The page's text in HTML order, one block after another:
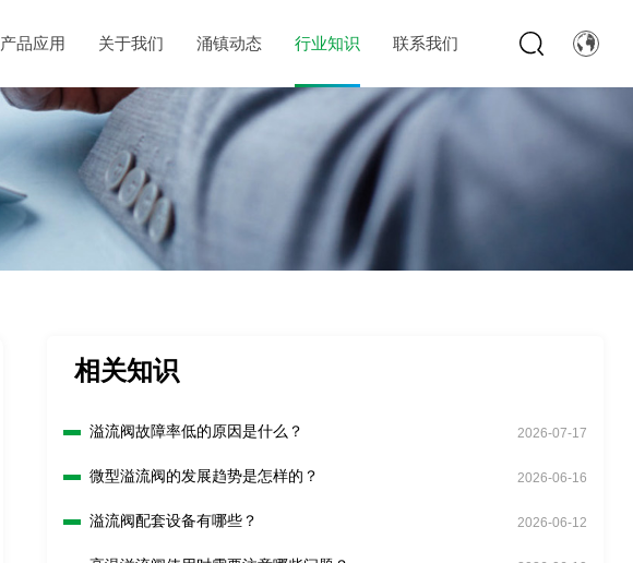
产品应用 关于我们 涌镇动态 行业知识 联系我们
相关知识
溢流阀故障率低的原因是什么？ 2026-07-17
微型溢流阀的发展趋势是怎样的？ 2026-06-16
溢流阀配套设备有哪些？ 2026-06-12